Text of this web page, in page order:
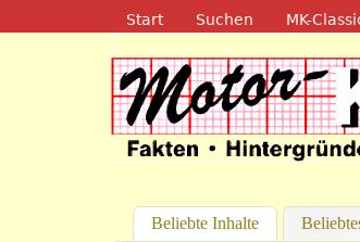
Navigation
Start Suchen MK-
Motor-
Beliebte Inhalte (aktiver